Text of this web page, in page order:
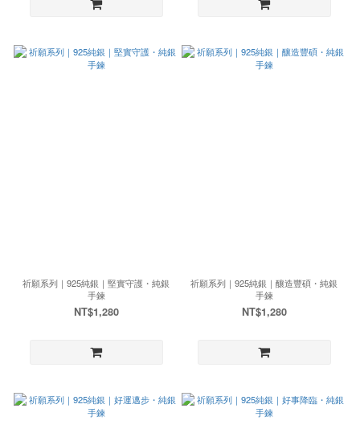
祈願系列｜925純銀｜堅實守護・純銀
手鍊
NT$1,280
祈願系列｜925純銀｜釀造豐碩・純銀
手鍊
NT$1,280